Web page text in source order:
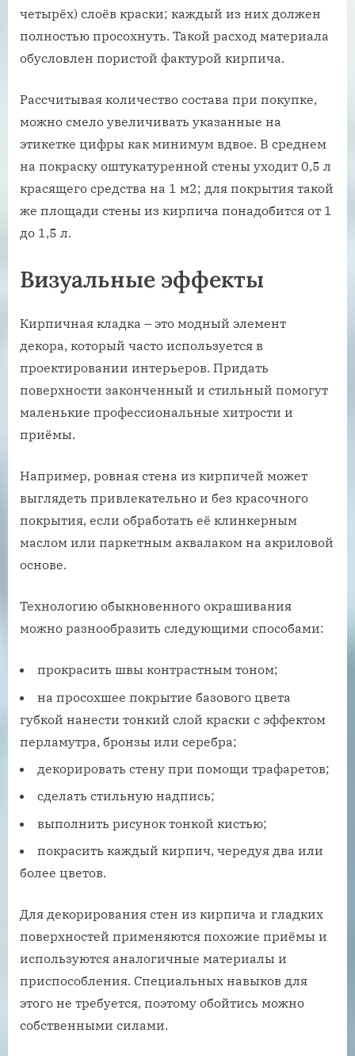
четырёх) слоёв краски; каждый из них должен
полностью просохнуть. Такой расход материала
обусловлен пористой фактурой кирпича.
Рассчитывая количество состава при покупке,
можно смело увеличивать указанные на
этикетке цифры как минимум вдвое. В среднем
на покраску оштукатуренной стены уходит 0,5 л
красящего средства на 1 м2; для покрытия такой
же площади стены из кирпича понадобится от 1
до 1,5 л.
Визуальные эффекты
Кирпичная кладка – это модный элемент
декора, который часто используется в
проектировании интерьеров. Придать
поверхности законченный и стильный помогут
маленькие профессиональные хитрости и
приёмы.
Например, ровная стена из кирпичей может
выглядеть привлекательно и без красочного
покрытия, если обработать её клинкерным
маслом или паркетным аквалаком на акриловой
основе.
Технологию обыкновенного окрашивания
можно разнообразить следующими способами:
прокрасить швы контрастным тоном;
на просохшее покрытие базового цвета
губкой нанести тонкий слой краски с эффектом
перламутра, бронзы или серебра;
декорировать стену при помощи трафаретов;
сделать стильную надпись;
выполнить рисунок тонкой кистью;
покрасить каждый кирпич, чередуя два или
более цветов.
Для декорирования стен из кирпича и гладких
поверхностей применяются похожие приёмы и
используются аналогичные материалы и
приспособления. Специальных навыков для
этого не требуется, поэтому обойтись можно
собственными силами.